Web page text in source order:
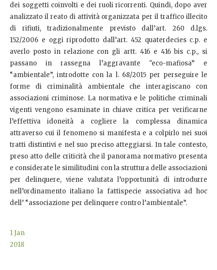
dei soggetti coinvolti e dei ruoli ricorrenti. Quindi, dopo aver
analizzato il reato di attività organizzata per il traffico illecito
di rifiuti, tradizionalmente previsto dall’art. 260 d.lgs.
152/2006 e oggi riprodotto dall’art. 452 quaterdecies c.p. e
averlo posto in relazione con gli artt. 416 e 416 bis c.p., si
passano in rassegna l’aggravante "eco-mafiosa” e
“ambientale”, introdotte con la l. 68/2015 per perseguire le
forme di criminalità ambientale che interagiscano con
associazioni criminose. La normativa e le politiche criminali
vigenti vengono esaminate in chiave critica per verificarne
l’effettiva idoneità a cogliere la complessa dinamica
attraverso cui il fenomeno si manifesta e a colpirlo nei suoi
tratti distintivi e nel suo preciso atteggiarsi. In tale contesto,
preso atto delle criticità che il panorama normativo presenta
e considerate le similitudini con la struttura delle associazioni
per delinquere, viene valutata l’opportunità di introdurre
nell’ordinamento italiano la fattispecie associativa ad hoc
dell’ “associazione per delinquere contro l’ambientale”.
1Jan
2018